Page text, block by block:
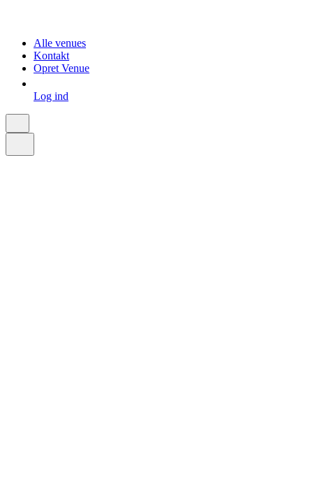
Alle venues
Kontakt
Opret Venue
Log ind